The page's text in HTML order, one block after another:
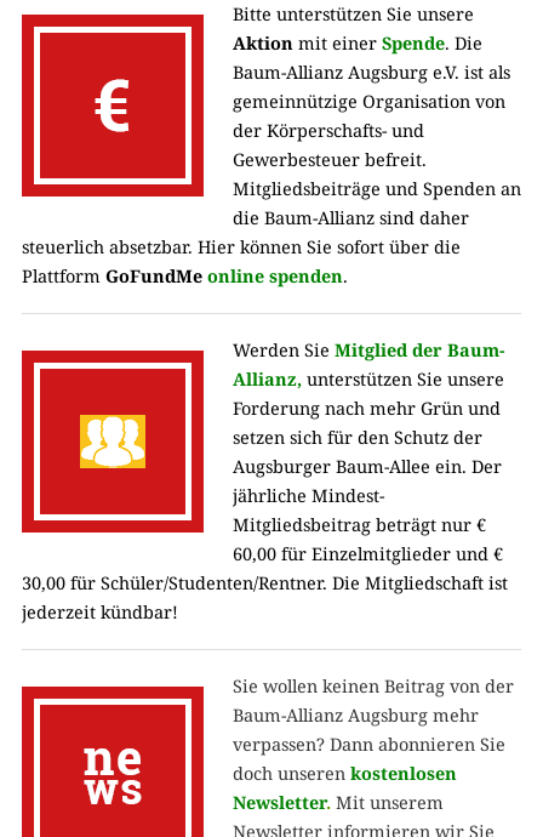
Bitte unterstützen Sie unsere
Aktionmit einer Spende. Die
Baum-Allianz Augsburg e.V. ist als
gemeinnützige Organisation von
der Körperschafts- und
Gewerbesteuer befreit.
Mitgliedsbeiträge und Spenden an
die Baum-Allianz sind daher
steuerlich absetzbar. Hier können Sie sofort über die
Plattform GoFundMe online spenden.
Werden Sie Mitglied der Baum-
Allianz,unterstützen Sie unsere
Forderung nach mehr Grün und
setzen sich für den Schutz der
Augsburger Baum-Allee ein. Der
jährliche Mindest-
Mitgliedsbeitrag beträgt nur €
60,00 für Einzelmitglieder und €
30,00 für Schüler/Studenten/Rentner. Die Mitgliedschaft ist
jederzeit kündbar!
Sie wollen keinen Beitrag von der
Baum-Allianz Augsburg mehr
verpassen? Dann abonnieren Sie
doch unseren kostenlosen
Newsletter.Mit unserem
Newsletter informieren wir Sie